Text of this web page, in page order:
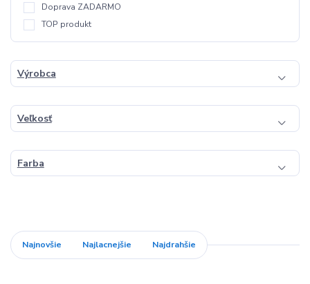
Doprava ZADARMO
TOP produkt
Výrobca
Veľkosť
Farba
Najnovšie Najlacnejšie Najdrahšie